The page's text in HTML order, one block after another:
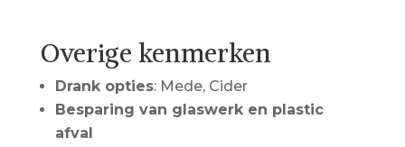
Overige kenmerken
Drank opties: Mede, Cider
Besparing van glaswerk en plastic
afval